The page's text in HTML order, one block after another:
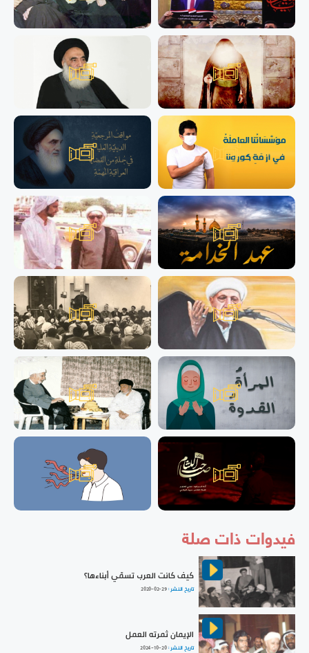
فيدوات ذات صلة
كيف كانت العرب تسمّي أبناءها؟
تاريخ النشر :2020-02-29
الإيمان ثمرته العمل
تاريخ النشر :2024-10-20